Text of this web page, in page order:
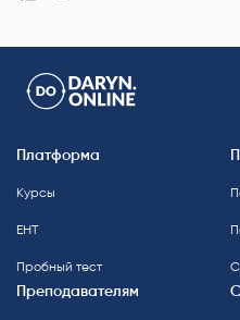
Платформа
Курсы
ЕНТ
Пробный тест
Преподавателям